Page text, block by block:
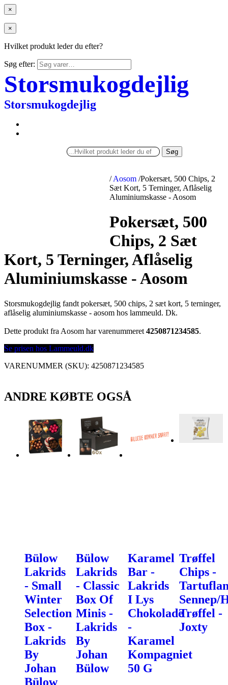
×
×
Hvilket produkt leder du efter?
Søg efter:
Storsmukogdejlig
Storsmukogdejlig
Søg
/ Aosom /Pokersæt, 500 Chips, 2
Sæt Kort, 5 Terninger, Aflåselig
Aluminiumskasse - Aosom
Pokersæt, 500
Chips, 2 Sæt
Kort, 5 Terninger, Aflåselig
Aluminiumskasse - Aosom
Storsmukogdejlig fandt pokersæt, 500 chips, 2 sæt kort, 5 terninger,
aflåselig aluminiumskasse - aosom hos lammeuld. Dk.
Dette produkt fra Aosom har varenummeret 4250871234585.
Se prisen hos Lammeuld.dk
VARENUMMER (SKU): 4250871234585
ANDRE KØBTE OGSÅ
Bülow
Lakrids
- Small
Winter
Selection
Box -
Lakrids
By
Johan
Bülow
Bülow
Lakrids
- Classic
Box Of
Minis -
Lakrids
By
Johan
Bülow
Karamel
Bar -
Lakrids
I Lys
Chokolade
-
Karamel
Kompagniet
50 G
Trøffel
Chips -
Sennep/
Trøffel -
Joxty